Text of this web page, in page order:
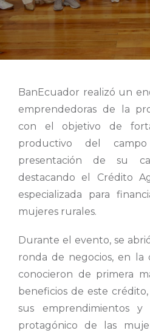
BanEcuador realizó un
emprendedoras de la
con el objetivo de
productivo del
presentación de su
destacando el Crédito
especializada para
mujeres rurales.
Durante el evento, se
ronda de negocios, en la
conocieron de primera
beneficios de este
sus emprendimientos
protagónico de las